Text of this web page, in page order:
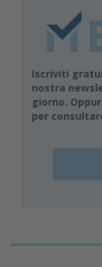
Iscriviti
nostra
giorno.
per